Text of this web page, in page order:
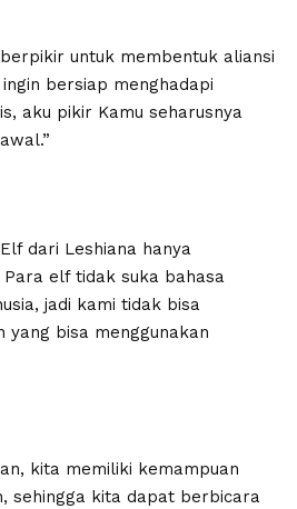
untuk membentuk aliansi
bersiap menghadapi
aku pikir Kamu seharusnya
dari Leshiana hanya
elf tidak suka bahasa
jadi kami tidak bisa
yang bisa menggunakan
kita memiliki kemampuan
sehingga kita dapat berbicara